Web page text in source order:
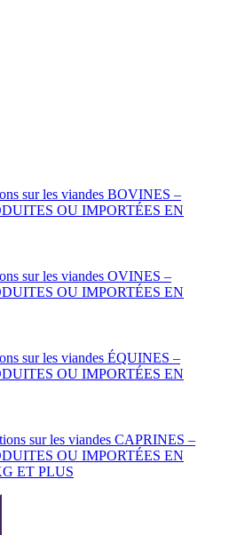
sur les viandes BOVINES –
OU IMPORTÉES EN
sur les viandes OVINES –
OU IMPORTÉES EN
sur les viandes ÉQUINES –
OU IMPORTÉES EN
sur les viandes CAPRINES –
OU IMPORTÉES EN
ET PLUS